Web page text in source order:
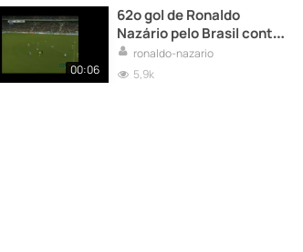
00:06
62º gol de Ronaldo
Nazário pelo Brasil contra
o Lucerna
ronaldo-nazario
5,9k